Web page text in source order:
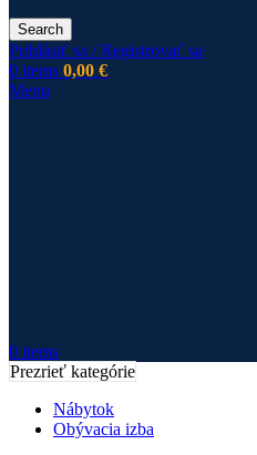
Search
Prihlásiť sa / Registrovať sa
0 items 0,00 €
Menu
0 items
Prezrieť kategórie
Nábytok
Obývacia izba